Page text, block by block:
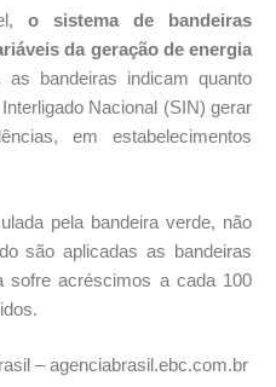
o sistema de bandeiras
da geração de energia
as bandeiras indicam quanto
Nacional (SIN) gerar
em estabelecimentos
pela bandeira verde, não
são aplicadas as bandeiras
sofre acréscimos a cada 100
– agenciabrasil.ebc.com.br